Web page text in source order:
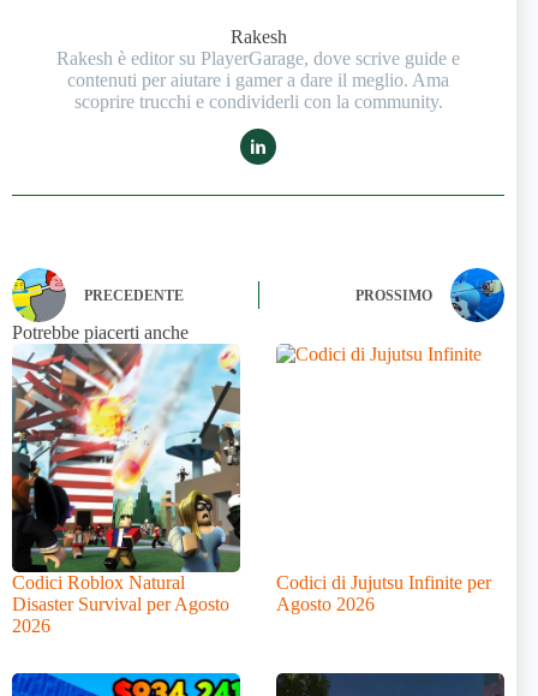
Rakesh
Rakesh è editor su PlayerGarage, dove scrive guide e
contenuti per aiutare i gamer a dare il meglio. Ama
scoprire trucchi e condividerli con la community.
PRECEDENTE PROSSIMO
Potrebbe piacerti anche
Codici Roblox Natural
Disaster Survival per Agosto
2026
Codici di Jujutsu Infinite per
Agosto 2026